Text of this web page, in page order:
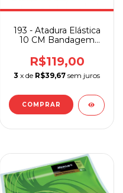
193 - Atadura Elástica
10 CM Bandagem
R$119,00
3 x de R$39,67 sem juros